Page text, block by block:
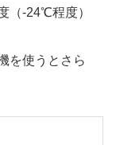
（-24℃程度）
を使うとさら